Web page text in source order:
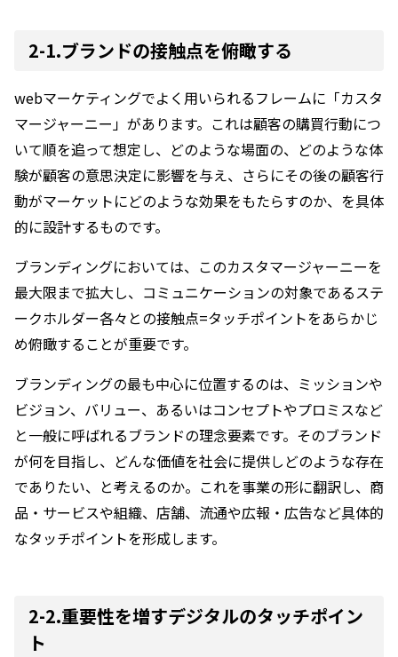
2-1.ブランドの接触点を俯瞰する
webマーケティングでよく用いられるフレームに「カスタ
マージャーニー」があります。これは顧客の購買行動につ
いて順を追って想定し、どのような場面の、どのような体
験が顧客の意思決定に影響を与え、さらにその後の顧客行
動がマーケットにどのような効果をもたらすのか、を具体
的に設計するものです。
ブランディングにおいては、このカスタマージャーニーを
最大限まで拡大し、コミュニケーションの対象であるステ
ークホルダー各々との接触点=タッチポイントをあらかじ
め俯瞰することが重要です。
ブランディングの最も中心に位置するのは、ミッションや
ビジョン、バリュー、あるいはコンセプトやプロミスなど
と一般に呼ばれるブランドの理念要素です。そのブランド
が何を目指し、どんな価値を社会に提供しどのような存在
でありたい、と考えるのか。これを事業の形に翻訳し、商
品・サービスや組織、店舗、流通や広報・広告など具体的
なタッチポイントを形成します。
2-2.重要性を増すデジタルのタッチポイン
ト